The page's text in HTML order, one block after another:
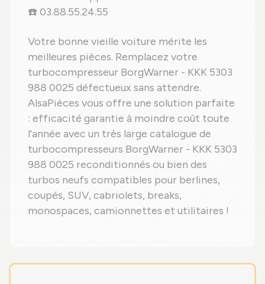
☎️ 03.88.55.24.55
Votre bonne vieille voiture mérite les
meilleures pièces. Remplacez votre
turbocompresseur BorgWarner - KKK 5303
988 0025 défectueux sans attendre.
AlsaPièces vous offre une solution parfaite
: efficacité garantie à moindre coût toute
l'année avec un très large catalogue de
turbocompresseurs BorgWarner - KKK 5303
988 0025 reconditionnés ou bien des
turbos neufs compatibles pour berlines,
coupés, SUV, cabriolets, breaks,
monospaces, camionnettes et utilitaires !